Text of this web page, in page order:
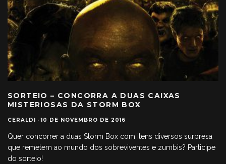
SORTEIO – CONCORRA A DUAS CAIXAS
MISTERIOSAS DA STORM BOX
CERALDI · 10 DE NOVEMBRO DE 2016
Quer concorrer a duas Storm Box com itens diversos surpresa
que remetem ao mundo dos sobreviventes e zumbis? Participe
do sorteio!